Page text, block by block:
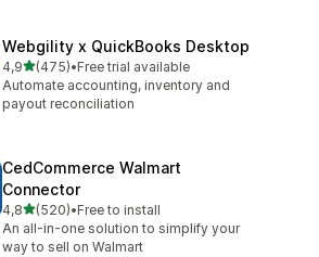
Webgility x QuickBooks Desktop
4,9stelle su 5
(475)
475 recensioni totali
•Free trial available
Automate accounting, inventory and
payout reconciliation
CedCommerce Walmart
Connector
4,8stelle su 5
(520)
520 recensioni totali
•Free to install
An all-in-one solution to simplify your
way to sell on Walmart